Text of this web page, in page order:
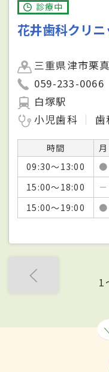
診療中
花井歯科クリニ
三重県津市栗
059-233-0066
白塚駅
小児歯科
歯
時間 月
09:30～13:00
●
15:00～18:00
－
15:00～19:00
●
1